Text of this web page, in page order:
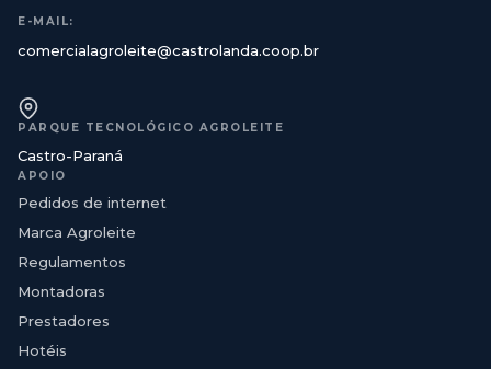
E-MAIL:
comercialagroleite@castrolanda.coop.br
PARQUE TECNOLÓGICO AGROLEITE
Castro-Paraná
APOIO
Pedidos de internet
Marca Agroleite
Regulamentos
Montadoras
Prestadores
Hotéis